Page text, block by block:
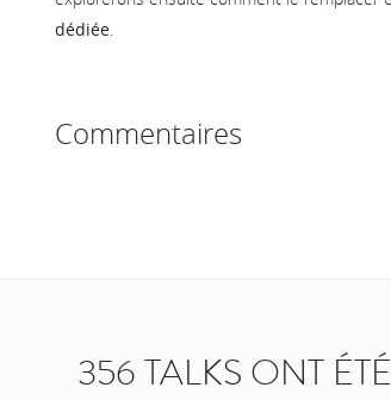
dédiée
Commentaires
356 TALKS ONT